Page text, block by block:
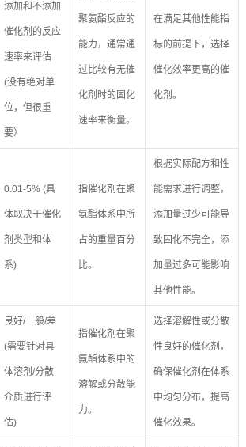
添加和不添加
催化剂的反应
速率来评估
(没有绝对单
位，但很重
要）
聚氨酯反应的
能力，通常通
过比较有无催
化剂时的固化
速率来衡量。
在满足其他性能指
标的前提下，选择
催化效率更高的催
化剂。
0.01-5% (具
体取决于催化
剂类型和体
系)
指催化剂在聚
氨酯体系中所
占的重量百分
比。
根据实际配方和性
能需求进行调整，
添加量过少可能导
致固化不完全，添
加量过多可能影响
其他性能。
良好/一般/差
(需要针对具
体溶剂/分散
介质进行评
估)
指催化剂在聚
氨酯体系中的
溶解或分散能
力。
选择溶解性或分散
性良好的催化剂，
确保催化剂在体系
中均匀分布，提高
催化效果。